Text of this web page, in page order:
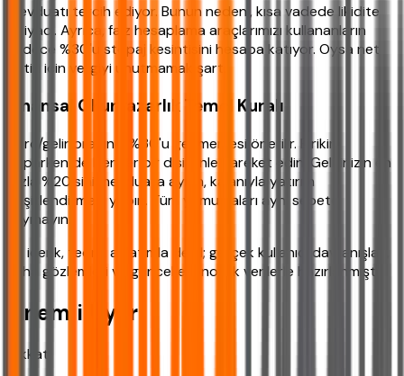
mevduatı tercih ediyor. Bunun nedeni, kısa vadede likidite
ihtiyacı. Ayrıca, faiz hesaplama araçlarımızı kullananların
sadece %30'u stopaj kesintisini hesaba katıyor. Oysa net
getiri için vergiyi unutmamak şart.
Finansal Okuryazarlık Temel Kuralı
Borç/gelir oranının %30'u geçmemesi önerilir. Birikim
yaparken de benzer bir disiplinle hareket edin. Gelirinizin en
fazla %20'sini mevduata ayırın, kalanıyla yatırım
çeşitlendirmesi yapın. Tüm yumurtaları aynı sepete
koymayın.
Bu içerik, teorik anlatımla değil; gerçek kullanıcı davranışları,
saha gözlemleri ve güncel ekonomik verilerle hazırlanmıştır.
Önemli Uyarı
Dikkat!